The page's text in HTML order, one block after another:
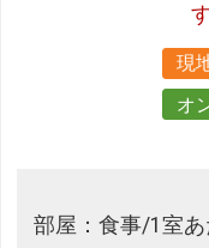
現
オ
部屋：食事/1室